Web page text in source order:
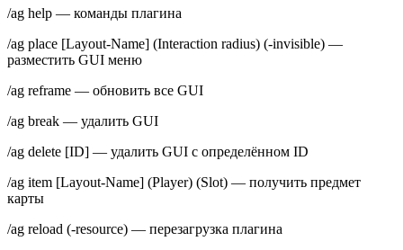
/ag help — команды плагина
/ag place [Layout-Name] (Interaction radius) (-invisible) —
разместить GUI меню
/ag reframe — обновить все GUI
/ag break — удалить GUI
/ag delete [ID] — удалить GUI с определённом ID
/ag item [Layout-Name] (Player) (Slot) — получить предмет
карты
/ag reload (-resource) — перезагрузка плагина